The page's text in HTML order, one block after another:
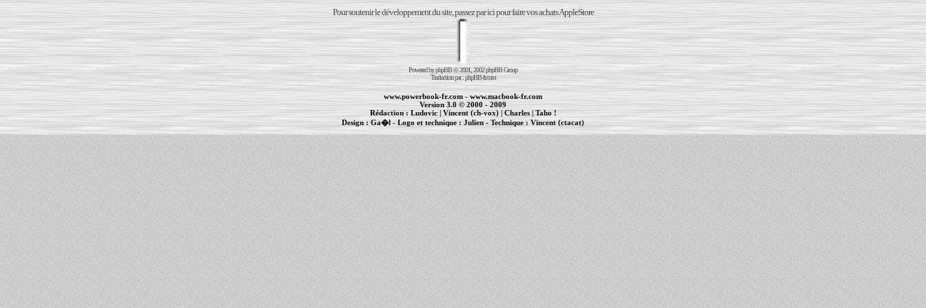
Pour soutenir le développement du site, passez par ici pour faire vos achats AppleStore
Powered byphpBB© 2001, 2002 phpBB Group
Traduction par :phpBB-fr.com
www.powerbook-fr.com - www.macbook-fr.com
Version 3.0 © 2000 - 2009
Rédaction : Ludovic|Vincent (ch-vox)| Charles|Taho !
Design :Ga�l - Logo et technique : Julien - Technique :Vincent (ctacat)
| | cr�ation de sites Internet